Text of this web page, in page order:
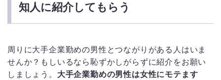
知人に紹介してもらう
周りに大手企業勤めの男性とつながりがある人はいま
せんか？もしいるなら恥ずかしがらずに紹介をお願い
しましょう。 大手企業勤めの男性は女性にモテます